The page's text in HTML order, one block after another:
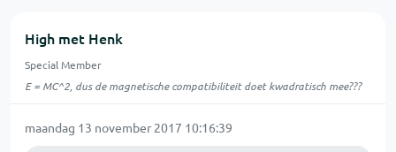
High met Henk
Special Member
E = MC^2, dus de magnetische compatibiliteit doet kwadratisch mee???
maandag 13 november 2017 10:16:39